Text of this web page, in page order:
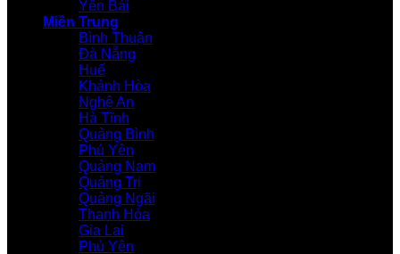
Yên Bái
Miền Trung
Bình Thuận
Đà Nẵng
Huế
Khánh Hòa
Nghệ An
Hà Tĩnh
Quảng Bình
Phú Yên
Quảng Nam
Quảng Trị
Quảng Ngãi
Thanh Hóa
Gia Lai
Phú Yên